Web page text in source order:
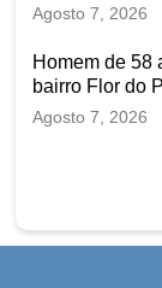
Agosto 7, 2026
Homem de 58
bairro Flor do
Agosto 7, 2026